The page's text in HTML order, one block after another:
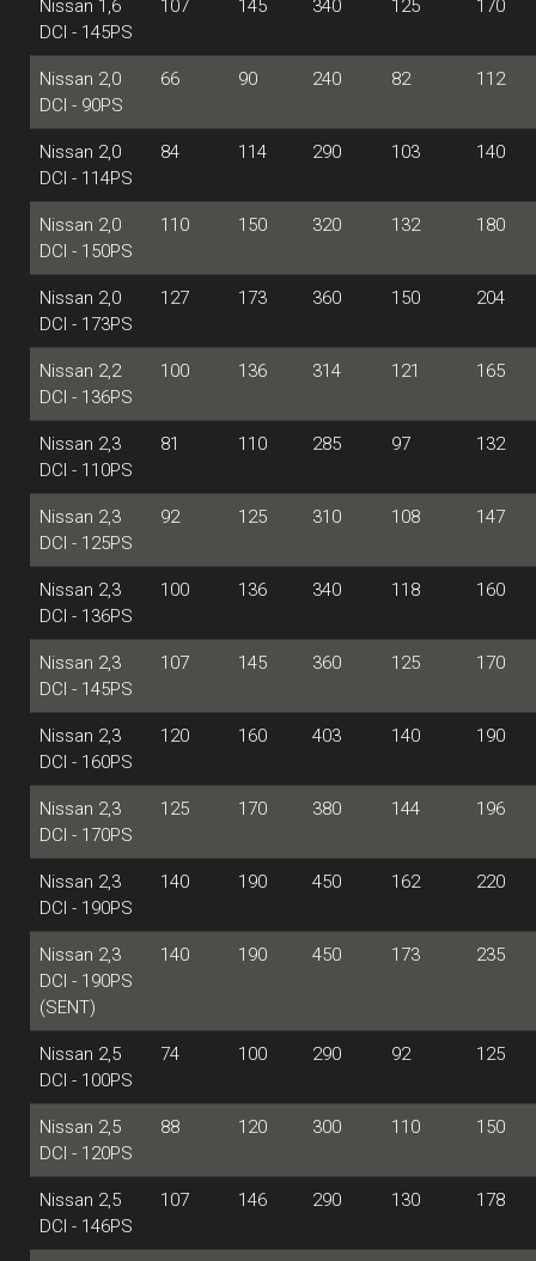
Nissan 1,6
DCI - 145PS
107 145 340 125 170
Nissan 2,0
DCI - 90PS
66 90 240 82 112
Nissan 2,0
DCI - 114PS
84 114 290 103 140
Nissan 2,0
DCI - 150PS
110 150 320 132 180
Nissan 2,0
DCI - 173PS
127 173 360 150 204
Nissan 2,2
DCI - 136PS
100 136 314 121 165
Nissan 2,3
DCI - 110PS
81 110 285 97 132
Nissan 2,3
DCI - 125PS
92 125 310 108 147
Nissan 2,3
DCI - 136PS
100 136 340 118 160
Nissan 2,3
DCI - 145PS
107 145 360 125 170
Nissan 2,3
DCI - 160PS
120 160 403 140 190
Nissan 2,3
DCI - 170PS
125 170 380 144 196
Nissan 2,3
DCI - 190PS
140 190 450 162 220
Nissan 2,3
DCI - 190PS
(SENT)
140 190 450 173 235
Nissan 2,5
DCI - 100PS
74 100 290 92 125
Nissan 2,5
DCI - 120PS
88 120 300 110 150
Nissan 2,5
DCI - 146PS
107 146 290 130 178